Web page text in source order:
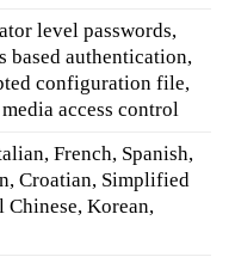
level passwords,
based authentication,
configuration file,
access control
French, Spanish,
Croatian, Simplified
Chinese, Korean,